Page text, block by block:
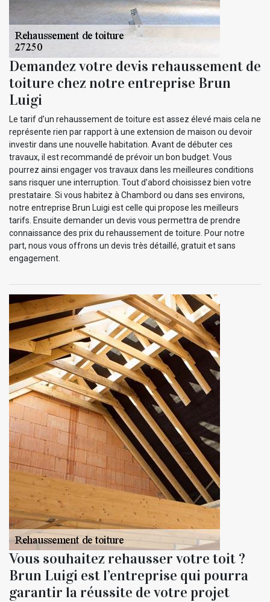
Demandez votre devis rehaussement de
toiture chez notre entreprise Brun
Luigi
Le tarif d’un rehaussement de toiture est assez élevé mais cela ne
représente rien par rapport à une extension de maison ou devoir
investir dans une nouvelle habitation. Avant de débuter ces
travaux, il est recommandé de prévoir un bon budget. Vous
pourrez ainsi engager vos travaux dans les meilleures conditions
sans risquer une interruption. Tout d’abord choisissez bien votre
prestataire. Si vous habitez à Chambord ou dans ses environs,
notre entreprise Brun Luigi est celle qui propose les meilleurs
tarifs. Ensuite demander un devis vous permettra de prendre
connaissance des prix du rehaussement de toiture. Pour notre
part, nous vous offrons un devis très détaillé, gratuit et sans
engagement.
Vous souhaitez rehausser votre toit ?
Brun Luigi est l’entreprise qui pourra
garantir la réussite de votre projet